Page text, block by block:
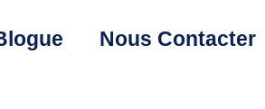
Nous Contacter